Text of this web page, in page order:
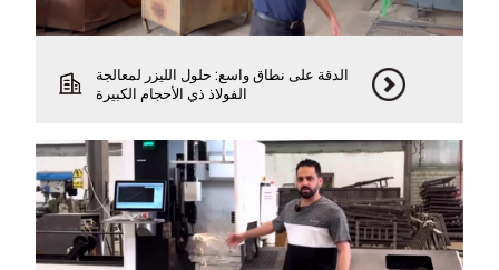
الدقة على نطاق واسع: حلول الليزر لمعالجة
الفولاذ ذي الأحجام الكبيرة